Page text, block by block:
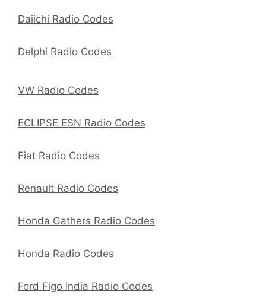
Daiichi Radio Codes
Delphi Radio Codes
VW Radio Codes
ECLIPSE ESN Radio Codes
Fiat Radio Codes
Renault Radio Codes
Honda Gathers Radio Codes
Honda Radio Codes
Ford Figo India Radio Codes